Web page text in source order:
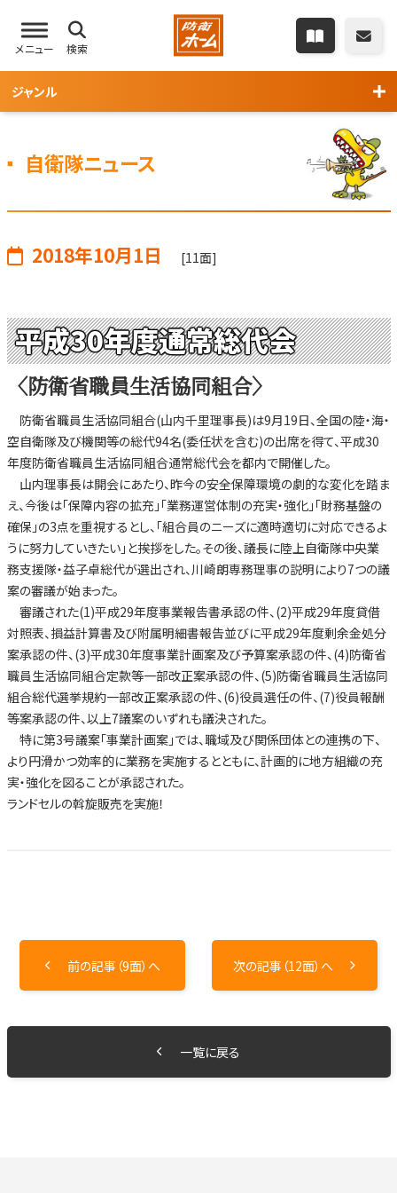
メニュー 検索
ジャンル
自衛隊ニュース
2018年10月1日 [11面]
平成30年度通常総代会
〈防衛省職員生活協同組合〉
防衛省職員生活協同組合(山内千里理事長)は9月19日、全国の陸・海・
空自衛隊及び機関等の総代94名(委任状を含む)の出席を得て、平成30
年度防衛省職員生活協同組合通常総代会を都内で開催した。
山内理事長は開会にあたり、昨今の安全保障環境の劇的な変化を踏ま
え、今後は「保障内容の拡充」「業務運営体制の充実・強化」「財務基盤の
確保」の3点を重視するとし、「組合員のニーズに適時適切に対応できるよ
うに努力していきたい」と挨拶をした。その後、議長に陸上自衛隊中央業
務支援隊・益子卓総代が選出され、川崎朗専務理事の説明により7つの議
案の審議が始まった。
審議された(1)平成29年度事業報告書承認の件、(2)平成29年度貸借
対照表、損益計算書及び附属明細書報告並びに平成29年度剰余金処分
案承認の件、(3)平成30年度事業計画案及び予算案承認の件、(4)防衛省
職員生活協同組合定款等一部改正案承認の件、(5)防衛省職員生活協同
組合総代選挙規約一部改正案承認の件、(6)役員選任の件、(7)役員報酬
等案承認の件、以上7議案のいずれも議決された。
特に第3号議案「事業計画案」では、職域及び関係団体との連携の下、
より円滑かつ効率的に業務を実施するとともに、計画的に地方組織の充
実・強化を図ることが承認された。
ランドセルの斡旋販売を実施！
前の記事（9面）へ 次の記事（12面）へ
一覧に戻る